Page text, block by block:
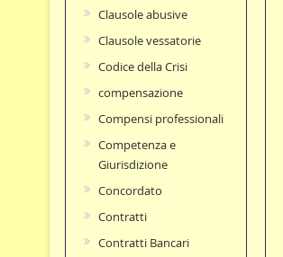
Clausole abusive
Clausole vessatorie
Codice della Crisi
compensazione
Compensi professionali
Competenza e
Giurisdizione
Concordato
Contratti
Contratti Bancari